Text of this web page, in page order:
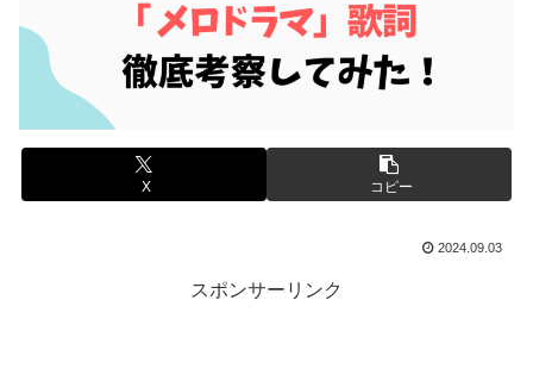
X コピー
2024.09.03
スポンサーリンク